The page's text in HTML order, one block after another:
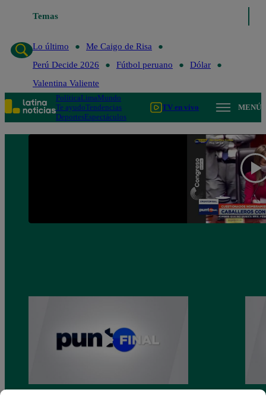
Temas
Lo último
Me Caigo de Risa
Perú Decide 2026
Fútbol peruano
Dólar
Valentina Valiente
PolíticaLimaMundo
Te ayudoTendencias
DeportesEspectáculos
TV en vivo MENÚ